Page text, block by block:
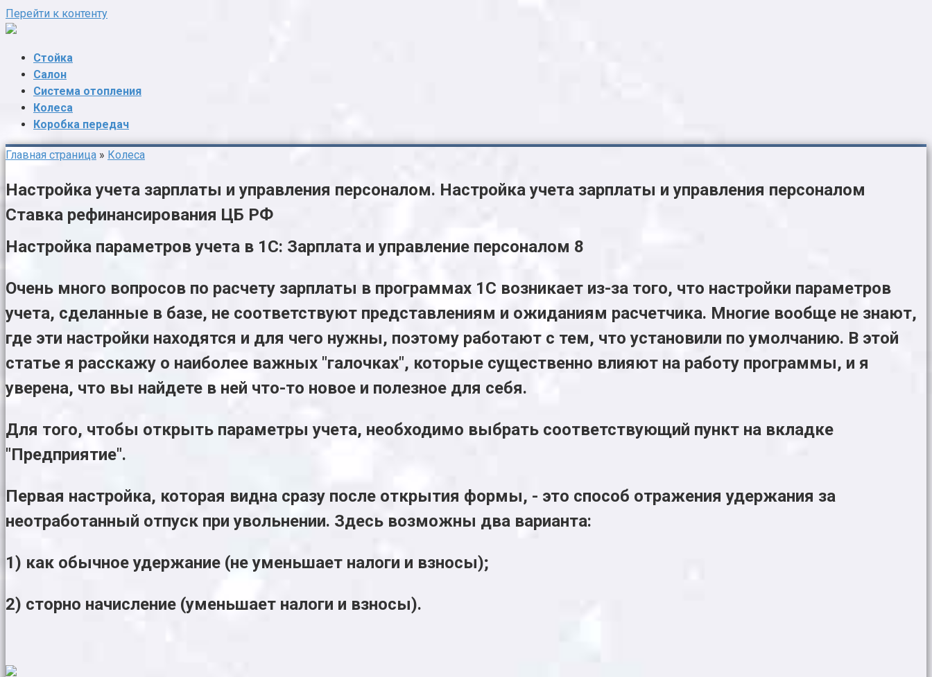
Перейти к контенту
Стойка
Салон
Система отопления
Колеса
Коробка передач
Главная страница » Колеса
Настройка учета зарплаты и управления персоналом. Настройка учета зарплаты и управления персоналом
Ставка рефинансирования ЦБ РФ
Настройка параметров учета в 1С: Зарплата и управление персоналом 8
Очень много вопросов по расчету зарплаты в программах 1С возникает из-за того, что настройки параметров
учета, сделанные в базе, не соответствуют представлениям и ожиданиям расчетчика. Многие вообще не знают,
где эти настройки находятся и для чего нужны, поэтому работают с тем, что установили по умолчанию. В этой
статье я расскажу о наиболее важных "галочках", которые существенно влияют на работу программы, и я
уверена, что вы найдете в ней что-то новое и полезное для себя.
Для того, чтобы открыть параметры учета, необходимо выбрать соответствующий пункт на вкладке
"Предприятие".
Первая настройка, которая видна сразу после открытия формы, - это способ отражения удержания за
неотработанный отпуск при увольнении. Здесь возможны два варианта:
1) как обычное удержание (не уменьшает налоги и взносы);
2) сторно начисление (уменьшает налоги и взносы).